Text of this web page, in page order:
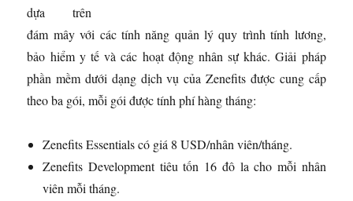
dựa trên
đám mây với các tính năng quản lý quy trình tính lương,
bảo hiểm y tế và các hoạt động nhân sự khác. Giải pháp
phần mềm dưới dạng dịch vụ của Zenefits được cung cấp
theo ba gói, mỗi gói được tính phí hàng tháng:
Zenefits Essentials có giá 8 USD/nhân viên/tháng.
Zenefits Development tiêu tốn 16 đô la cho mỗi nhân
viên mỗi tháng.